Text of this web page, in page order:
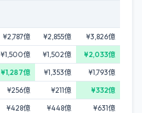
¥2,787億 ¥2,855億
¥3,826億
¥1,500億 ¥1,502億
¥2,033億
¥1,287億 ¥1,353億
¥1,793億
¥256億 ¥211億
¥332億
¥428億 ¥448億
¥631億